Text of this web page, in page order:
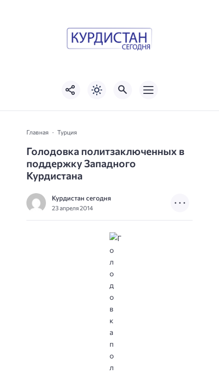
Главная Турция
Голодовка политзаключенных в
поддержку Западного
Курдистана
Курдистан сегодня
23 апреля 2014